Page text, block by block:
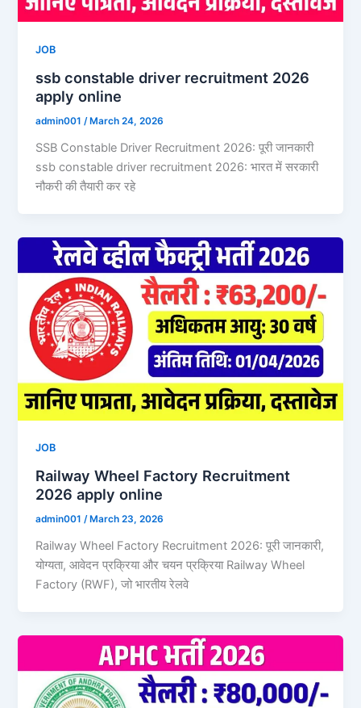
JOB
ssb constable driver recruitment 2026
apply online
admin001/ March 24, 2026
SSB Constable Driver Recruitment 2026: पूरी जानकारी
ssb constable driver recruitment 2026: भारत में सरकारी
नौकरी की तैयारी कर रहे
JOB
Railway Wheel Factory Recruitment
2026 apply online
admin001/ March 23, 2026
Railway Wheel Factory Recruitment 2026: पूरी जानकारी,
योग्यता, आवेदन प्रक्रिया और चयन प्रक्रिया Railway Wheel
Factory (RWF), जो भारतीय रेलवे